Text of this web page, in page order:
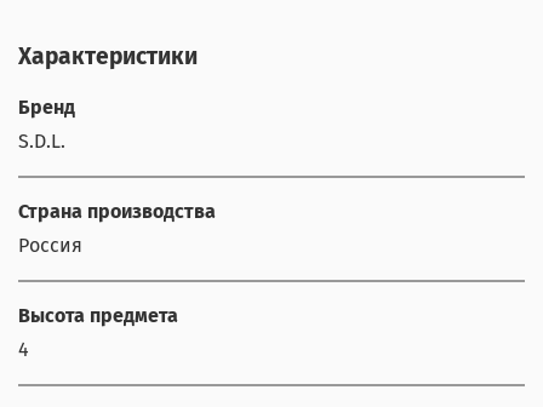
Характеристики
Бренд
S.D.L.
Страна производства
Россия
Высота предмета
4